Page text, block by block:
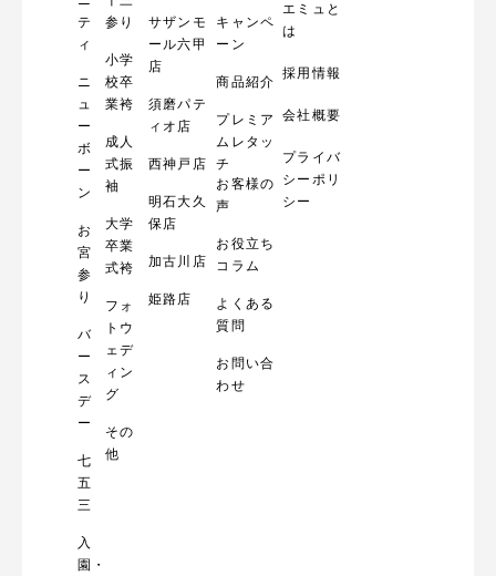
テ
ィ
ニ
ュ
ー
ボ
ー
ン
お
宮
参
り
バ
ー
ス
デ
ー
七
五
三
入
園・
参り
小学
校卒
業袴
成人
式振
袖
大学
卒業
式袴
フォ
トウ
ェデ
ィン
グ
その
他
サザンモ
ール六甲
店
須磨パテ
ィオ店
西神戸店
明石大久
保店
加古川店
姫路店
キャンペ
ーン
商品紹介
プレミア
ムレタッ
チ
お客様の
声
お役立ち
コラム
よくある
質問
お問い合
わせ
エミュと
は
採用情報
会社概要
プライバ
シーポリ
シー